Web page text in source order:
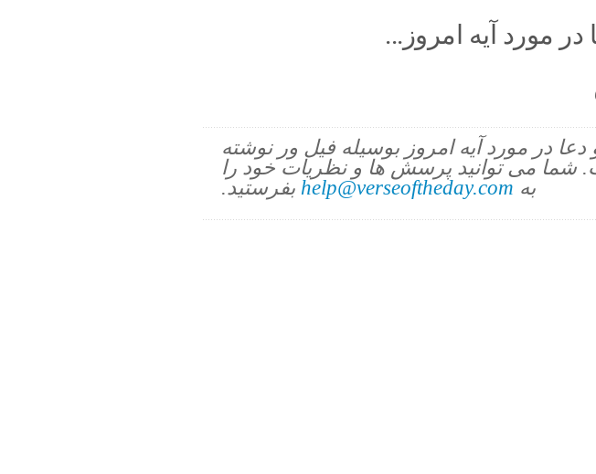
در مورد آیه امروز...
دعا در مورد آیه امروز بوسیله فیل ور نوشته
می توانید پرسش ها و نظریات خود را
بهhelp@verseoftheday.com بفرستید.